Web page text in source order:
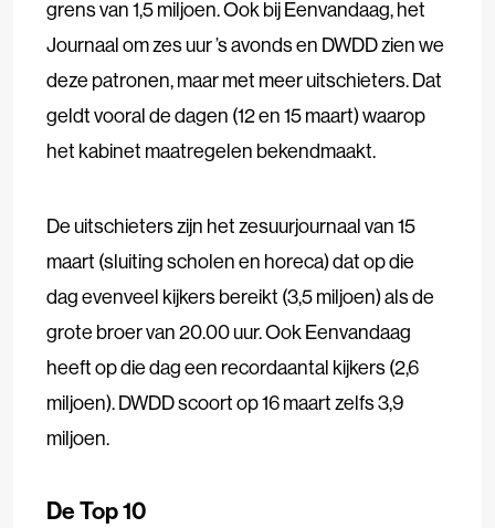
grens van 1,5 miljoen. Ook bij Eenvandaag, het
Journaal om zes uur ’s avonds en DWDD zien we
deze patronen, maar met meer uitschieters. Dat
geldt vooral de dagen (12 en 15 maart) waarop
het kabinet maatregelen bekendmaakt.
De uitschieters zijn het zesuurjournaal van 15
maart (sluiting scholen en horeca) dat op die
dag evenveel kijkers bereikt (3,5 miljoen) als de
grote broer van 20.00 uur. Ook Eenvandaag
heeft op die dag een recordaantal kijkers (2,6
miljoen). DWDD scoort op 16 maart zelfs 3,9
miljoen.
De Top 10